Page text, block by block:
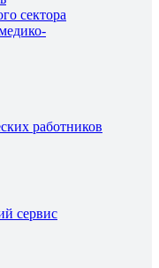
сектора
работников
сервис